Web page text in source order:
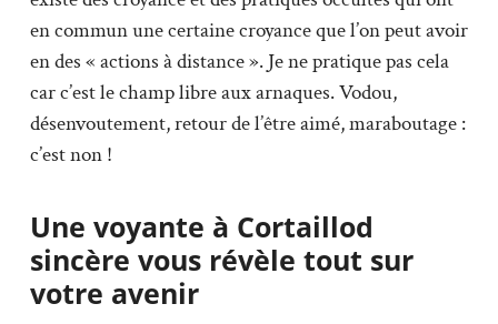
en commun une certaine croyance que l’on peut avoir
en des « actions à distance ». Je ne pratique pas cela
car c’est le champ libre aux arnaques. Vodou,
désenvoutement, retour de l’être aimé, maraboutage :
c’est non !
Une voyante à Cortaillod
sincère vous révèle tout sur
votre avenir